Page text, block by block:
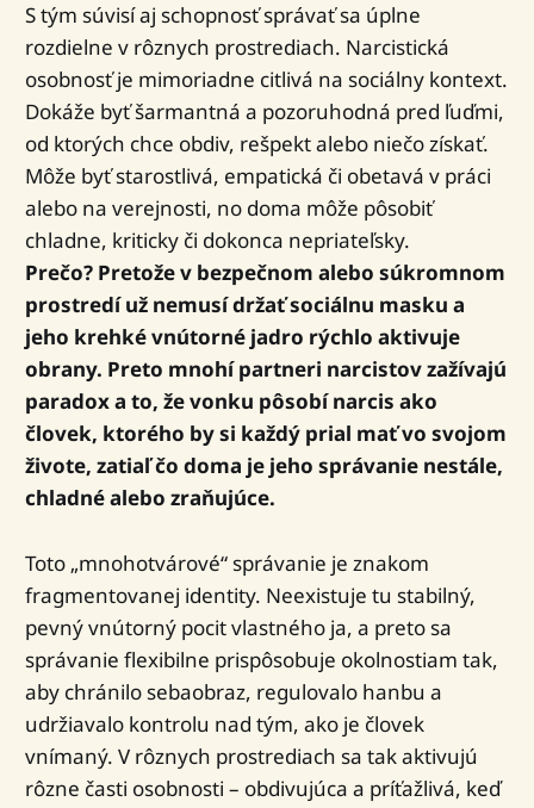
S tým súvisí aj schopnosť správať sa úplne
rozdielne v rôznych prostrediach. Narcistická
osobnosť je mimoriadne citlivá na sociálny kontext.
Dokáže byť šarmantná a pozoruhodná pred ľuďmi,
od ktorých chce obdiv, rešpekt alebo niečo získať.
Môže byť starostlivá, empatická či obetavá v práci
alebo na verejnosti, no doma môže pôsobiť
chladne, kriticky či dokonca nepriateľsky.
Prečo? Pretože v bezpečnom alebo súkromnom
prostredí už nemusí držať sociálnu masku a
jeho krehké vnútorné jadro rýchlo aktivuje
obrany. Preto mnohí partneri narcistov zažívajú
paradox a to, že vonku pôsobí narcis ako
človek, ktorého by si každý prial mať vo svojom
živote, zatiaľ čo doma je jeho správanie nestále,
chladné alebo zraňujúce.
Toto „mnohotvárové“ správanie je znakom
fragmentovanej identity. Neexistuje tu stabilný,
pevný vnútorný pocit vlastného ja, a preto sa
správanie flexibilne prispôsobuje okolnostiam tak,
aby chránilo sebaobraz, regulovalo hanbu a
udržiavalo kontrolu nad tým, ako je človek
vnímaný. V rôznych prostrediach sa tak aktivujú
rôzne časti osobnosti – obdivujúca a príťažlivá, keď